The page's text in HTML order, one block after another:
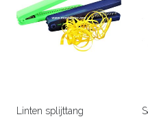
Linten splijttang